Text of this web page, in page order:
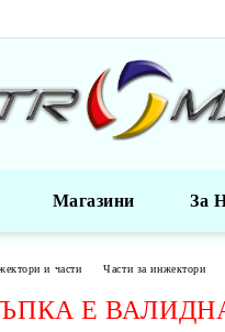
Магазини За
и части Части за инжектори
Е